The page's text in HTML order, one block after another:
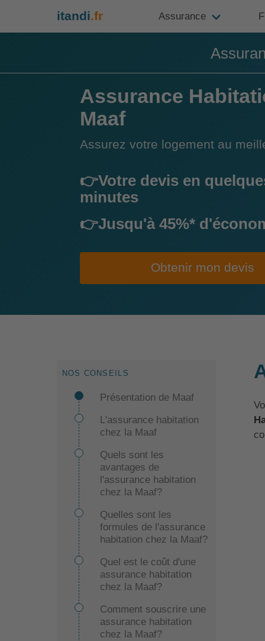
itandi.fr Assurance
Assurance
Maaf
Assurez votre logement au
👉Votre devis en
minutes
👉Jusqu'à 45%*
Obtenir mon devis
NOS CONSEILS
Présentation de Maaf
L'assurance habitation
chez la Maaf
Quels sont les
avantages de
l'assurance habitation
chez la Maaf?
Quelles sont les
formules de l'assurance
habitation chez la Maaf?
Quel est le coût d'une
assurance habitation
chez la Maaf?
Comment souscrire une
assurance habitation
chez la Maaf?